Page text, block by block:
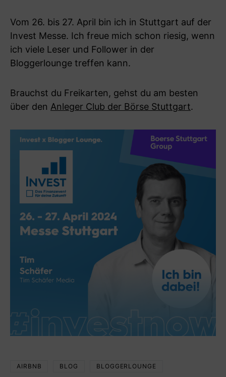
Vom 26. bis 27. April bin ich in Stuttgart auf der
Invest Messe. Ich freue mich schon riesig, wenn
ich viele Leser und Follower in der
Bloggerlounge treffen kann.
Brauchst du Freikarten, gehst du am besten
über den Anleger Club der Börse Stuttgart.
AIRBNB BLOG BLOGGERLOUNGE